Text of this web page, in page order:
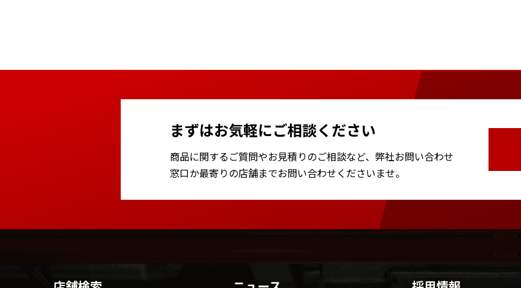
まずはお気軽にご相談ください
商品に関するご質問やお見積りのご相談など、 弊社お問い合わせ
窓口か最寄りの店舗までお問い合わせくださいませ。